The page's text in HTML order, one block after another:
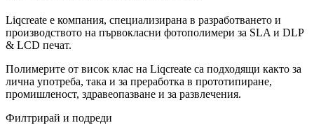
Liqcreate е компания, специализирана в разработването и
производството на първокласни фотополимери за SLA и DLP
& LCD печат.
Полимерите от висок клас на Liqcreate са подходящи както за
лична употреба, така и за преработка в прототипиране,
промишленост, здравеопазване и за развлечения.
Филтрирай и подреди